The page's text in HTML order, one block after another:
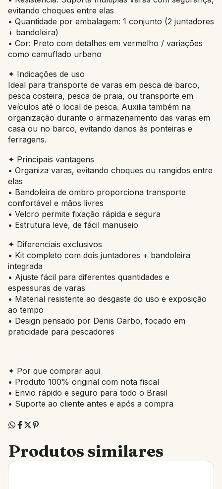
evitando choques entre elas
• Quantidade por embalagem: 1 conjunto (2 juntadores
+ bandoleira)
• Cor: Preto com detalhes em vermelho / variações
como camuflado urbano
✦ Indicações de uso
Ideal para transporte de varas em pesca de barco,
pesca costeira, pesca de praia, ou transporte em
veículos até o local de pesca. Auxilia também na
organização durante o armazenamento das varas em
casa ou no barco, evitando danos às ponteiras e
ferragens.
✦ Principais vantagens
• Organiza varas, evitando choques ou rangidos entre
elas
• Bandoleira de ombro proporciona transporte
confortável e mãos livres
• Velcro permite fixação rápida e segura
• Estrutura leve, de fácil manuseio
✦ Diferenciais exclusivos
• Kit completo com dois juntadores + bandoleira
integrada
• Ajuste fácil para diferentes quantidades e
espessuras de varas
• Material resistente ao desgaste do uso e exposição
ao tempo
• Design pensado por Denis Garbo, focado em
praticidade para pescadores
✦ Por que comprar aqui
• Produto 100% original com nota fiscal
• Envio rápido e seguro para todo o Brasil
• Suporte ao cliente antes e após a compra
Produtos similares